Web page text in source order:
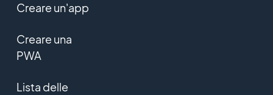
Creare un'app
Creare una
PWA
Lista delle